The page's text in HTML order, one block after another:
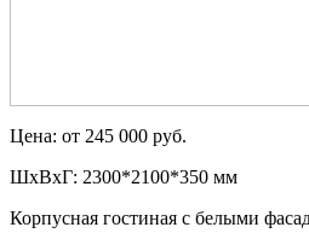
Цена: от 245 000 руб.
ШxВxГ: 2300*2100*350 мм
Корпусная гостиная с белыми